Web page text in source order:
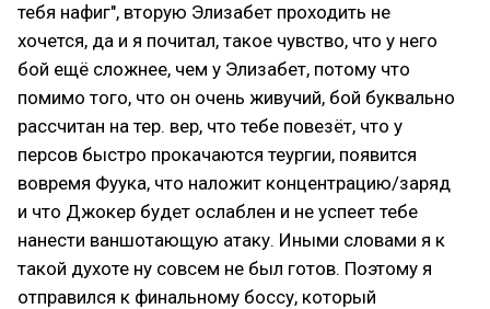
тебя нафиг", вторую Элизабет проходить не
хочется, да и я почитал, такое чувство, что у него
бой ещё сложнее, чем у Элизабет, потому что
помимо того, что он очень живучий, бой буквально
рассчитан на тер. вер, что тебе повезёт, что у
персов быстро прокачаются теургии, появится
вовремя Фуука, что наложит концентрацию/заряд
и что Джокер будет ослаблен и не успеет тебе
нанести ваншотающую атаку. Иными словами я к
такой духоте ну совсем не был готов. Поэтому я
отправился к финальному боссу, который